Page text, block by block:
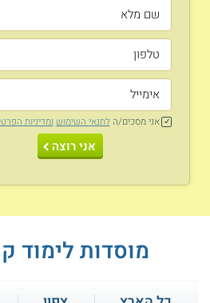
העלאת מוצרים
למכירה
היכרות עם זירות מסחר
טכניקות להצלחה
איתור של מוצרים
דרופשיפינגואיתור
ספקים
אני מסכים/הלתנאי השימוש ומדיניות
אני רוצה
מוסדות לימוד